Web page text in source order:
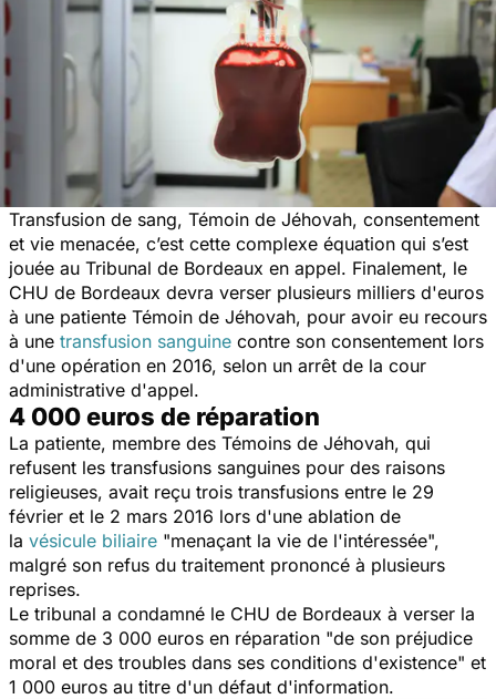
Transfusion de sang, Témoin de Jéhovah, consentement
et vie menacée, c’est cette complexe équation qui s’est
jouée au Tribunal de Bordeaux en appel. Finalement, le
CHU de Bordeaux devra verser plusieurs milliers d'euros
à une patiente Témoin de Jéhovah, pour avoir eu recours
à une transfusion sanguine contre son consentement lors
d'une opération en 2016, selon un arrêt de la cour
administrative d'appel.
4 000 euros de réparation
La patiente, membre des Témoins de Jéhovah, qui
refusent les transfusions sanguines pour des raisons
religieuses, avait reçu trois transfusions entre le 29
février et le 2 mars 2016 lors d'une ablation de
la vésicule biliaire "menaçant la vie de l'intéressée",
malgré son refus du traitement prononcé à plusieurs
reprises.
Le tribunal a condamné le CHU de Bordeaux à verser la
somme de 3 000 euros en réparation "de son préjudice
moral et des troubles dans ses conditions d'existence" et
1 000 euros au titre d'un défaut d'information.